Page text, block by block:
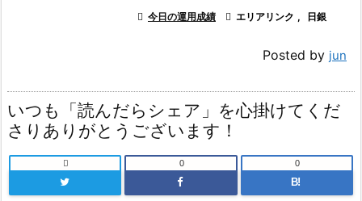
 今日の運用成績  エリアリンク , 日銀
Posted by jun
いつも「読んだらシェア」を心掛けてくだ
さりありがとうございます！
 0
B!
0